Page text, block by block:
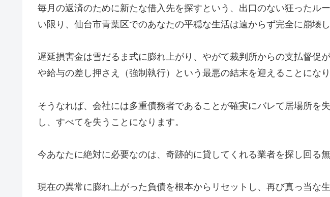
毎月の返済のために新たな借入先を探すという、出口のない狂ったル
い限り、仙台市青葉区でのあなたの平穏な生活は遠からず完全に崩壊し
遅延損害金は雪だるま式に膨れ上がり、やがて裁判所からの支払督促
や給与の差し押さえ（強制執行）という最悪の結末を迎えることになり
そうなれば、会社には多重債務者であることが確実にバレて居場所を
し、すべてを失うことになります。
今あなたに絶対に必要なのは、奇跡的に貸してくれる業者を探し回る
現在の異常に膨れ上がった負債を根本からリセットし、再び真っ当な